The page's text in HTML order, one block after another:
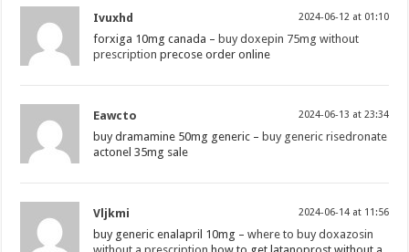
Ivuxhd 2024-06-12 at 01:10
forxiga 10mg canada – buy doxepin 75mg without
prescription precose order online
Eawcto 2024-06-13 at 23:34
buy dramamine 50mg generic – buy generic risedronate
actonel 35mg sale
Vljkmi 2024-06-14 at 11:56
buy generic enalapril 10mg –where to buy doxazosin